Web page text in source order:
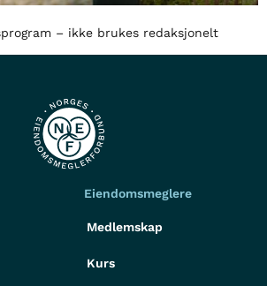
– ikke brukes redaksjonelt
Eiendomsmeglere
Medlemskap
Kurs